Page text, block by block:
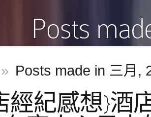
Posts
» Posts made in 三月,
經紀感想}酒